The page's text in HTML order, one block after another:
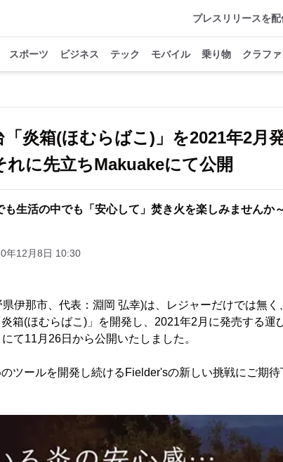
プレスリリースを配
スポーツ ビジネス テック モバイル 乗り物 クラフ
「炎箱(ほむらばこ)」を2021年2月
れに先立ちMakuakeにて公開
も生活の中でも「安心して」焚き火を楽しみませんか
年12月8日 10:30
伊那市、代表：淵岡 弘幸)は、レジャーだけでは無く
箱(ほむらばこ)」を開発し、2021年2月に発売する運
て11月26日から公開いたしました。
ツールを開発し続けるFielder'sの新しい挑戦にご期待